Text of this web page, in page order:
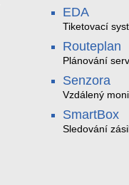
EDA
Tiketovací
Routeplan
Plánování
Senzora
Vzdálený
SmartBox
Sledování